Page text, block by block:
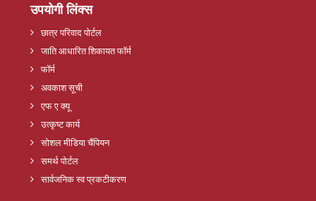
उपयोगी लिंक्स
छात्र परिवाद पोर्टल
जाति आधारित शिकायत फॉर्म
फॉर्म
अवकाश सूची
एफ ए क्यू
उत्कृष्ट कार्य
सोशल मीडिया चैंपियन
समर्थ पोर्टल
सार्वजनिक स्व प्रकटीकरण